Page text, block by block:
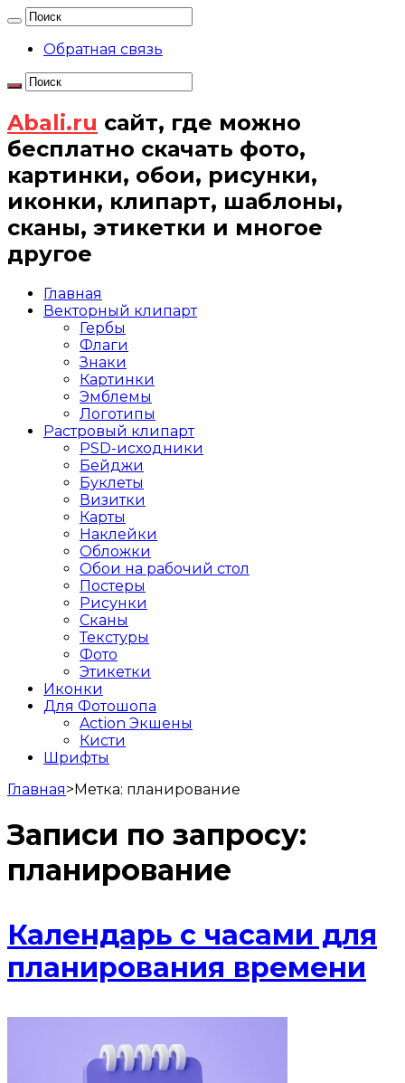
Обратная связь
Abali.ru сайт, где можно
бесплатно скачать фото,
картинки, обои, рисунки,
иконки, клипарт, шаблоны,
сканы, этикетки и многое
другое
Главная
Векторный клипарт
Гербы
Флаги
Знаки
Картинки
Эмблемы
Логотипы
Растровый клипарт
PSD-исходники
Бейджи
Буклеты
Визитки
Карты
Наклейки
Обложки
Обои на рабочий стол
Постеры
Рисунки
Сканы
Текстуры
Фото
Этикетки
Иконки
Для Фотошопа
Action Экшены
Кисти
Шрифты
Главная>Метка: планирование
Записи по запросу:
планирование
Календарь с часами для
планирования времени